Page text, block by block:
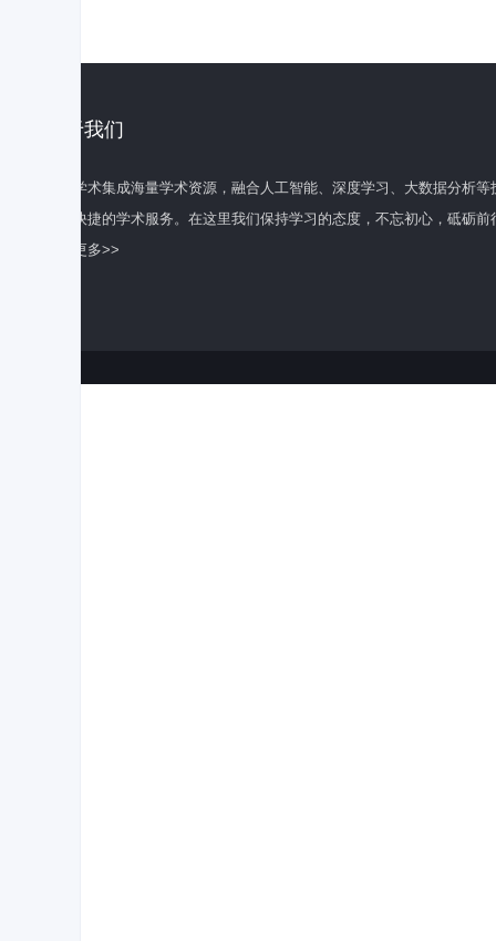
关于我们
百度学术集成海量学术资源，融合人工智能、深度学习、大数据分析
全面快捷的学术服务。在这里我们保持学习的态度，不忘初心，砥砺前
了解更多>>